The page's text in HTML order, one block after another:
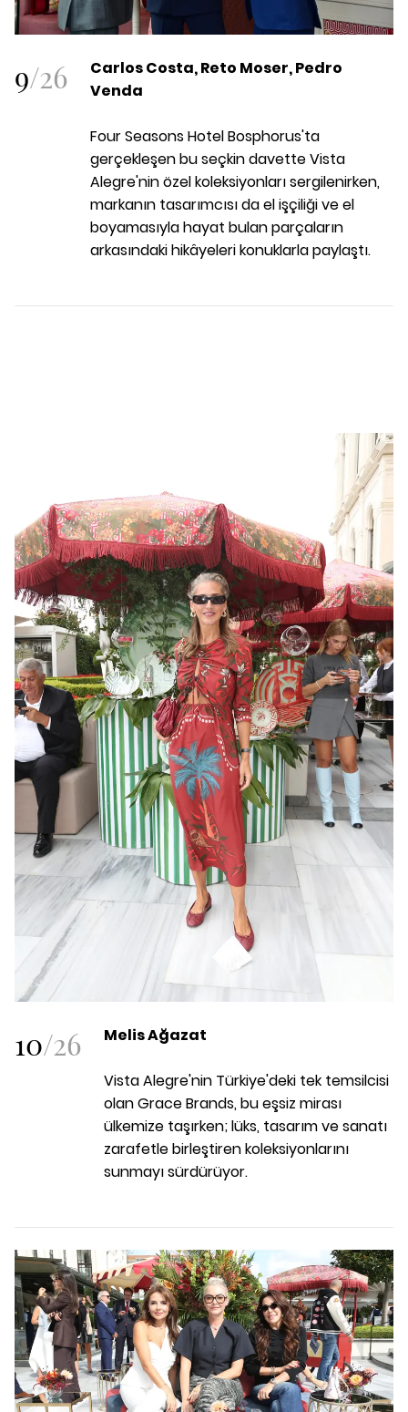
9/26
Carlos Costa, Reto Moser, Pedro
Venda
Four Seasons Hotel Bosphorus'ta
gerçekleşen bu seçkin davette Vista
Alegre'nin özel koleksiyonları sergilenirken,
markanın tasarımcısı da el işçiliği ve el
boyamasıyla hayat bulan parçaların
arkasındaki hikâyeleri konuklarla paylaştı.
10/26 Melis Ağazat
Vista Alegre'nin Türkiye'deki tek temsilcisi
olan Grace Brands, bu eşsiz mirası
ülkemize taşırken; lüks, tasarım ve sanatı
zarafetle birleştiren koleksiyonlarını
sunmayı sürdürüyor.